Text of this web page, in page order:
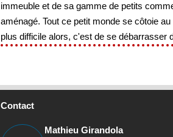
immeuble et de sa gamme de petits
aménagé. Tout ce petit monde se côtoie
plus difficile alors, c'est de se débarrasser
Contact
Mathieu Girandola